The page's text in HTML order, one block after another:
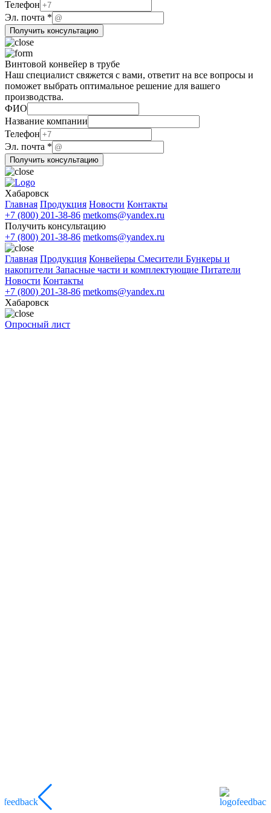
Телефон
почта
ФИО
Эл.
Эл. почта *
Получить консультацию
Винтовой конвейер в трубе
Наш специалист свяжется с вами, ответит на все вопросы и
поможет выбрать оптимальное решение для вашего
производства.
ФИО
Название
Название
Телефон
Название компании
Телефон
Эл. почта *
Получить консультацию
Хабаровск
Главная Продукция Новости Контакты
+7 (800) 201-38-86 metkoms@yandex.ru
Получить консультацию
+7 (800) 201-38-86 metkoms@yandex.ru
Главная Продукция Конвейеры Смесители Бункеры и
накопители Запасные части и комплектующие Питатели
Новости Контакты
+7 (800) 201-38-86 metkoms@yandex.ru
Хабаровск
Опросный лист